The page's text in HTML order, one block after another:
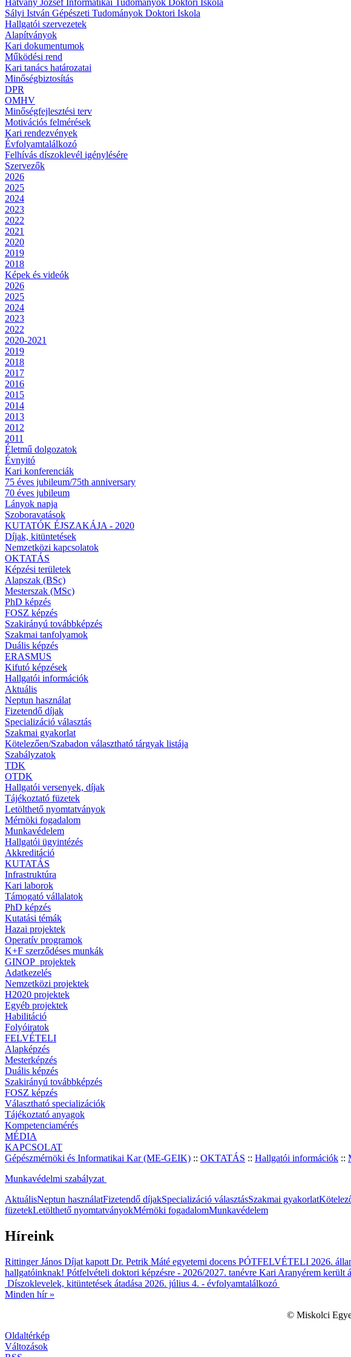
Hatvany József Informatikai Tudományok Doktori Iskola
Sályi István Gépészeti Tudományok Doktori Iskola
Hallgatói szervezetek
Alapítványok
Kari dokumentumok
Működési rend
Kari tanács határozatai
Minőségbiztosítás
DPR
OMHV
Minőségfejlesztési terv
Motivációs felmérések
Kari rendezvények
Évfolyamtalálkozó
Felhívás díszoklevél igénylésére
Szervezők
2026
2025
2024
2023
2022
2021
2020
2019
2018
Képek és videók
2026
2025
2024
2023
2022
2020-2021
2019
2018
2017
2016
2015
2014
2013
2012
2011
Életmű dolgozatok
Évnyitó
Kari konferenciák
75 éves jubileum/75th anniversary
70 éves jubileum
Lányok napja
Szoboravatások
KUTATÓK ÉJSZAKÁJA - 2020
Díjak, kitüntetések
Nemzetközi kapcsolatok
OKTATÁS
Képzési területek
Alapszak (BSc)
Mesterszak (MSc)
PhD képzés
FOSZ képzés
Szakirányú továbbképzés
Szakmai tanfolyamok
Duális képzés
ERASMUS
Kifutó képzések
Hallgatói információk
Aktuális
Neptun használat
Fizetendő díjak
Specializáció választás
Szakmai gyakorlat
Kötelezően/Szabadon választható tárgyak listája
Szabályzatok
TDK
OTDK
Hallgatói versenyek, díjak
Tájékoztató füzetek
Letölthető nyomtatványok
Mérnöki fogadalom
Munkavédelem
Hallgatói ügyintézés
Akkreditáció
KUTATÁS
Infrastruktúra
Kari laborok
Támogató vállalatok
PhD képzés
Kutatási témák
Hazai projektek
Operatív programok
K+F szerződéses munkák
GINOP_projektek
Adatkezelés
Nemzetközi projektek
H2020 projektek
Egyéb projektek
Habilitáció
Folyóiratok
FELVÉTELI
Alapképzés
Mesterképzés
Duális képzés
Szakirányú továbbképzés
FOSZ képzés
Választható specializációk
Tájékoztató anyagok
Kompetenciamérés
MÉDIA
KAPCSOLAT
Gépészmérnöki és Informatikai Kar (ME-GEIK) :: OKTATÁS :: Hallgatói információk ::
Munkavédelmi szabályzat
AktuálisNeptun használatFizetendő díjakSpecializáció választásSzakmai gyakorlat
füzetekLetölthető nyomtatványokMérnöki fogadalomMunkavédelem
Híreink
Rittinger János Díjat kapott Dr. Petrik Máté egyetemi docens PÓTFELVÉTELI 2026.
hallgatóinknak! Pótfelvételi doktori képzésre - 2026/2027. tanévre Kari Aranyérem került
Díszoklevelek, kitüntetések átadása 2026. július 4. - évfolyamtalálkozó
Minden hír »
© Miskolci
Oldaltérkép
Változások